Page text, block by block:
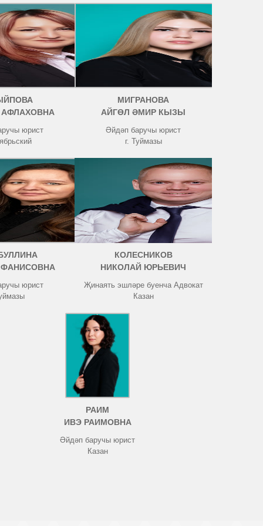
юрист
МИГРАНОВА
АЙГӨЛ ӘМИР КЫЗЫ
Әйдәп баручы юрист
г. Туймазы
юрист
КОЛЕСНИКОВ
НИКОЛАЙ ЮРЬЕВИЧ
Җинаять эшләре буенча Адвокат
Казан
РАИМ
ИВЭ РАИМОВНА
Әйдәп баручы юрист
Казан